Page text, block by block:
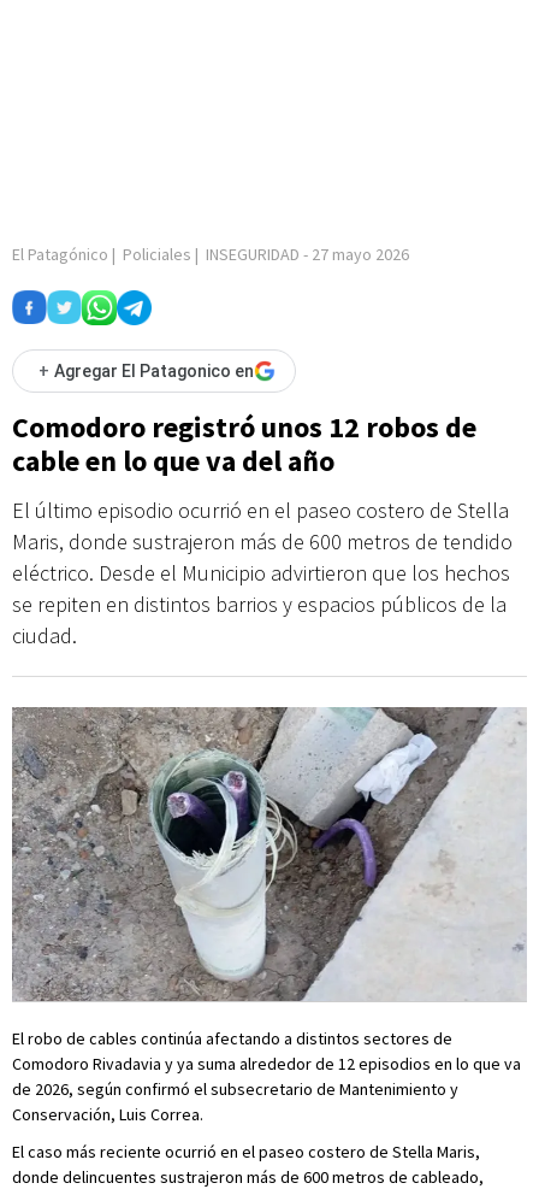
El Patagónico | Policiales | INSEGURIDAD - 27 mayo 2026
+ Agregar El Patagonico en
Comodoro registró unos 12 robos de
cable en lo que va del año
El último episodio ocurrió en el paseo costero de Stella
Maris, donde sustrajeron más de 600 metros de tendido
eléctrico. Desde el Municipio advirtieron que los hechos
se repiten en distintos barrios y espacios públicos de la
ciudad.
El robo de cables continúa afectando a distintos sectores de
Comodoro Rivadavia y ya suma alrededor de 12 episodios en lo que va
de 2026, según confirmó el subsecretario de Mantenimiento y
Conservación, Luis Correa.
El caso más reciente ocurrió en el paseo costero de Stella Maris,
donde delincuentes sustrajeron más de 600 metros de cableado,